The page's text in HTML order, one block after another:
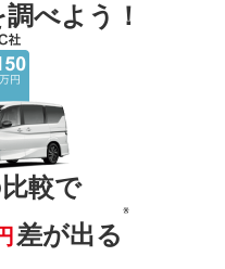
べよう！
較で
差が出る
※